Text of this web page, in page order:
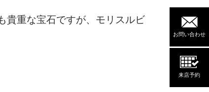
お問い合わせ
来店予約
貴重な宝石ですが、モリスルビ